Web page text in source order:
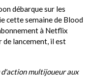
débarque sur les
cette semaine de Blood
à Netflix
de lancement, il est
d'action multijoueur aux